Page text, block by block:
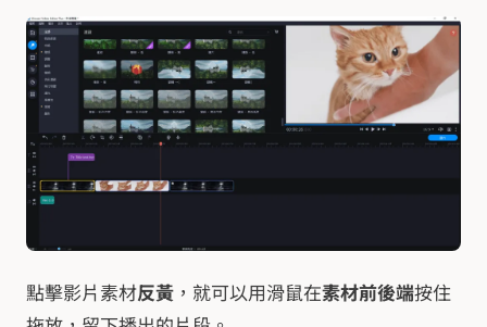
點擊影片素材反黃 ，就可以用滑鼠在素材前後端按住